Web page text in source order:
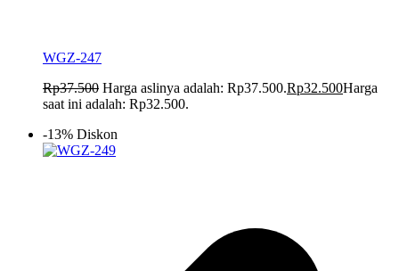
WGZ-247
Rp37.500 Harga aslinya adalah: Rp37.500.Rp32.500Harga
saat ini adalah: Rp32.500.
-13% Diskon